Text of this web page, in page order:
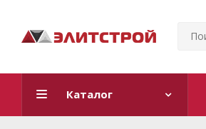
Каталог